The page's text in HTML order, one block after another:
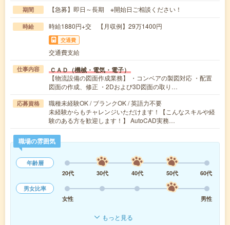
期間 【急募】即日～長期 ※開始日ご相談ください！
時給 時給1880円+交 【月収例】29万1400円
交通費
交通費支給
仕事内容 ＣＡＤ（機械・電気・電子）
【物流設備の図面作成業務】 ・コンベアの製図対応 ・配置
図面の作成、修正 ・2Dおよび3D図面の取り…
応募資格
職種未経験OK / ブランクOK / 英語力不要
未経験からもチャレンジいただけます！【こんなスキルや経
験のある方を歓迎します！】 AutoCAD実務…
職場の雰囲気
年齢層
20代
30代 40代 50代
60代
男女比率
女性
男性
もっと見る